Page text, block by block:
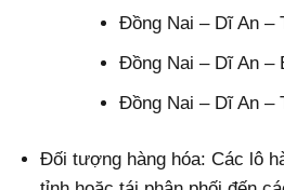
Đồng Nai – Dĩ An –
Đồng Nai – Dĩ An –
Đồng Nai – Dĩ An –
Đối tượng hàng hóa: Các lô